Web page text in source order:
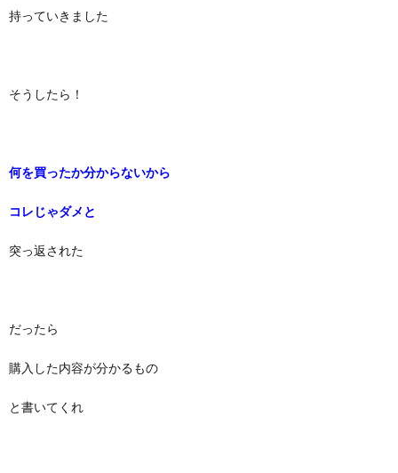
持っていきました
そうしたら！
何を買ったか分からないから
コレじゃダメと
突っ返された
だったら
購入した内容が分かるもの
と書いてくれ